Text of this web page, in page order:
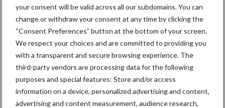
your consent will be valid across all our subdomains. You can
change or withdraw your consent at any time by clicking the
“Consent Preferences” button at the bottom of your screen.
We respect your choices and are committed to providing you
with a transparent and secure browsing experience. The
third-party vendors are processing data for the following
purposes and special features: Store and/or access
information on a device, personalized advertising and content,
advertising and content measurement, audience research,
Sidebar
7 aug
Grondstoffenmarkt blijft grillig:
droogte en geopolitiek houden
handel in de greep
7 aug
De speenhuid: een vaak
onderschatte risicofactor voor
mastitis